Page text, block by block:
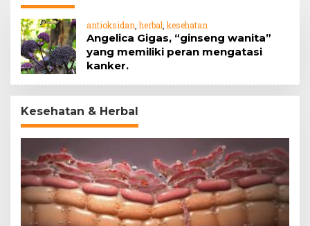
antioksidan ,herbal kesehatan
Angelica Gigas, “ginseng wanita”
yang memiliki peran mengatasi
kanker.
Kesehatan & Herbal